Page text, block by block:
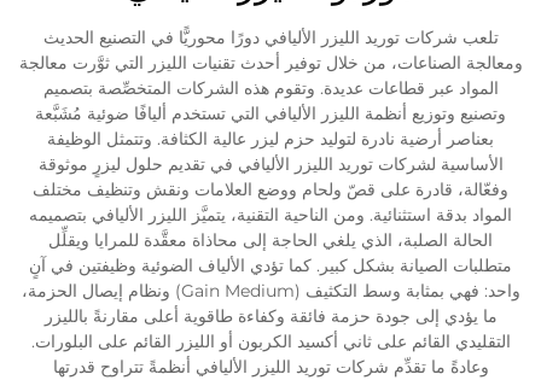
تلعب شركات توريد الليزر الأليافي دورًا محوريًّا في التصنيع الحديث
ومعالجة الصناعات، من خلال توفير أحدث تقنيات الليزر التي ثوَّرت معالجة
المواد عبر قطاعات عديدة. وتقوم هذه الشركات المتخصِّصة بتصميم
وتصنيع وتوزيع أنظمة الليزر الأليافي التي تستخدم أليافًا ضوئية مُشَبَّعة
بعناصر أرضية نادرة لتوليد حزم ليزر عالية الكثافة. وتتمثل الوظيفة
الأساسية لشركات توريد الليزر الأليافي في تقديم حلول ليزرٍ موثوقة
وفعّالة، قادرة على قصّ ولحام ووضع العلامات ونقش وتنظيف مختلف
المواد بدقة استثنائية. ومن الناحية التقنية، يتميَّز الليزر الأليافي بتصميمه
الحالة الصلبة، الذي يلغي الحاجة إلى محاذاة معقَّدة للمرايا ويقلِّل
متطلبات الصيانة بشكل كبير. كما تؤدي الألياف الضوئية وظيفتين في آنٍ
واحد: فهي بمثابة وسط التكثيف (Gain Medium) ونظام إيصال الحزمة،
ما يؤدي إلى جودة حزمة فائقة وكفاءة طاقوية أعلى مقارنةً بالليزر
التقليدي القائم على ثاني أكسيد الكربون أو الليزر القائم على البلورات.
وعادةً ما تقدِّم شركات توريد الليزر الأليافي أنظمةً تتراوح قدرتها